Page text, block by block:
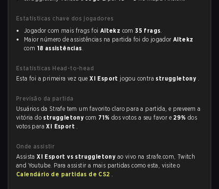
Estatísticas chave dos jogadores
Jogador com mais frags foi Altekz com35 frags.
Maior número de assistências na partida foi do jogador Altekz
com 18 assistências.
Estatísticas Head-to-head
Esta foi a primeira vez queXI Esport jogou contra struggletony .
Previsão da partida
Usuários da Strafe tem um favorito claro para a partida, e preveem a
vitória do struggletony com 71% dos votos a seu favor e 29%dos
votos paraXI Esport .
Onde assistir
AssistaXI Esport vs struggletony ao vivo na strafe.com, Twitch
and Youtube. Para assistir a mais partidas como esta, visite o
Calendário de partidas de CS2 .